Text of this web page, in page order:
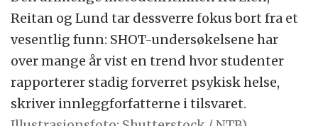
Reitan og Lund tar dessverre fokus bort fra et
vesentlig funn: SHOT-undersøkelsene har
over mange år vist en trend hvor studenter
rapporterer stadig forverret psykisk helse,
skriver innleggforfatterne i tilsvaret.